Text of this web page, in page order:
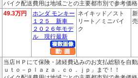
バイク配送費用は地域ごとの主要都市別で参考価
49.3万円
ホンダ モンキー
１２５ 新車
２０２６年モデ
ル 現行最新
ネイキッド／スト
リート／ミニバイ
ク
当店ＨＰにて保険・諸経費込みのお支払総額を自
ｕｔｏ－ｐｌａｚａ．ｃｏ．ｊｐ」まで！！